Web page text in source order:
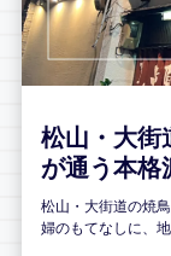
松山・大街
が通う本格
松山・大街道の焼
婦のもてなしに、